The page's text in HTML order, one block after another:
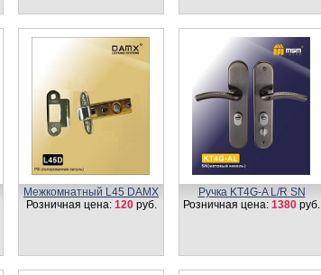
Межкомнатный L45 DAMX
Розничная цена: 120руб.
Ручка KT4G-A L/R SN
Розничная цена: 1380 руб.